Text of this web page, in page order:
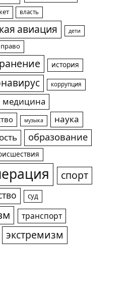
власть
авиация дети
право
история
коррупция
медицина
музыка
наука
образование
спорт
суд
транспорт
экстремизм